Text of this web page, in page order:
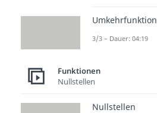
Umkehrfunktion
3/3 – Dauer: 04:19
Funktionen
Nullstellen
Nullstellen